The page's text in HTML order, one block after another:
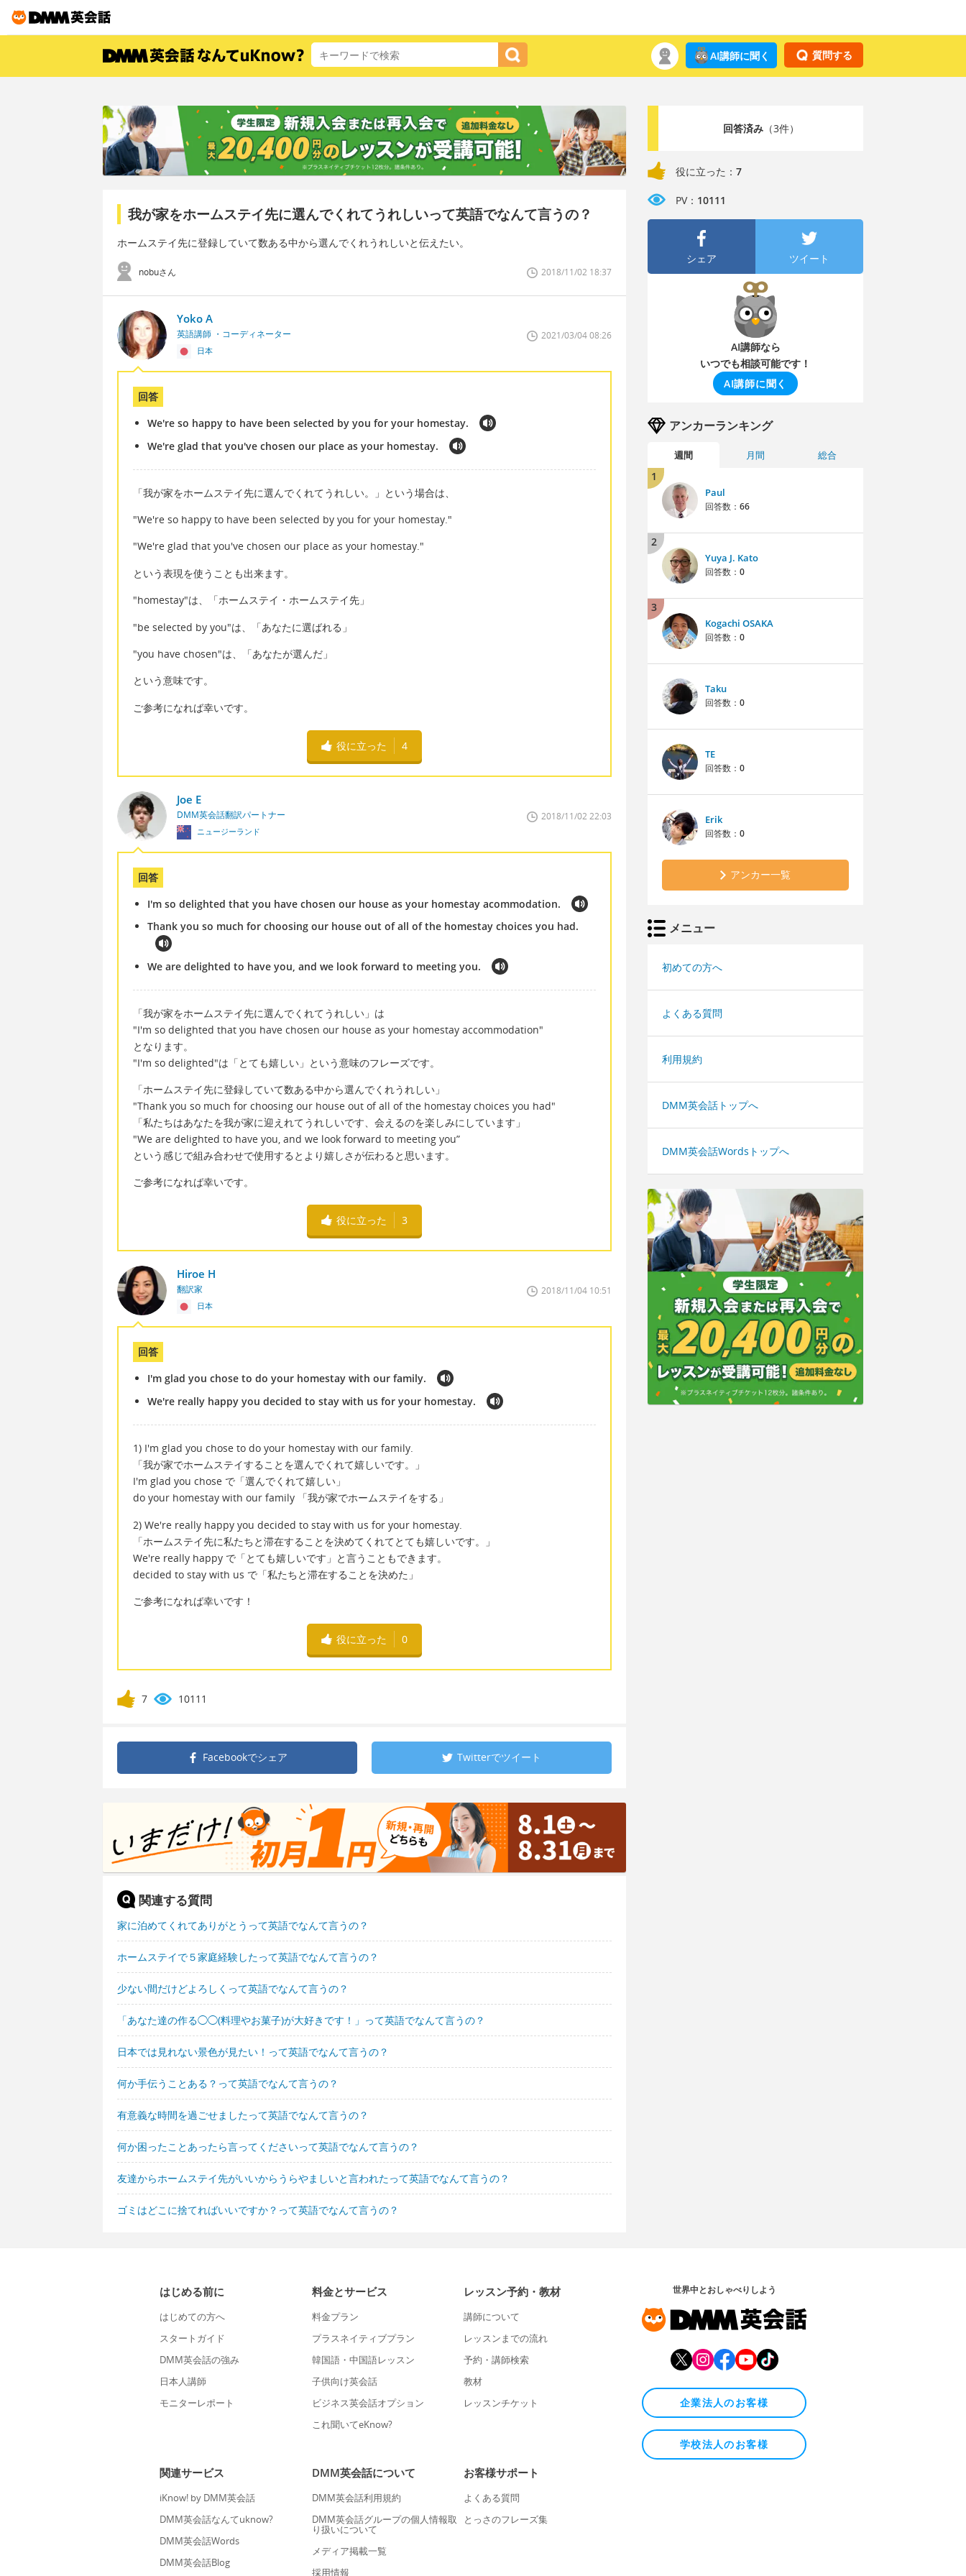
質問する
AI講師に聞く
我が家をホームステイ先に選んでくれてうれしいって英語でなんて言うの？
ホームステイ先に登録していて数ある中から選んでくれうれしいと伝えたい。
nobuさん 2018/11/02 18:37
Yoko A
英語講師 ・コーディネーター
日本
2021/03/04 08:26
回答
We're so happy to have been selected by you for your homestay.
We're glad that you've chosen our place as your homestay.
「我が家をホームステイ先に選んでくれてうれしい。」という場合は、
"We're so happy to have been selected by you for your homestay."
"We're glad that you've chosen our place as your homestay."
という表現を使うことも出来ます。
"homestay"は、「ホームステイ・ホームステイ先」
"be selected by you"は、「あなたに選ばれる」
"you have chosen"は、「あなたが選んだ」
という意味です。
ご参考になれば幸いです。
役に立った 4
Joe E
DMM英会話翻訳パートナー
ニュージーランド
2018/11/02 22:03
回答
I'm so delighted that you have chosen our house as your homestay acommodation.
Thank you so much for choosing our house out of all of the homestay choices you had.
We are delighted to have you, and we look forward to meeting you.
「我が家をホームステイ先に選んでくれてうれしい」は
"I'm so delighted that you have chosen our house as your homestay accommodation"
となります。
"I'm so delighted"は「とても嬉しい」という意味のフレーズです。
「ホームステイ先に登録していて数ある中から選んでくれうれしい」
"Thank you so much for choosing our house out of all of the homestay choices you had"
「私たちはあなたを我が家に迎えれてうれしいです、会えるのを楽しみにしています」
"We are delighted to have you, and we look forward to meeting you”
という感じで組み合わせで使用するとより嬉しさが伝わると思います。
ご参考になれば幸いです。
役に立った 3
Hiroe H
翻訳家
日本
2018/11/04 10:51
回答
I'm glad you chose to do your homestay with our family.
We're really happy you decided to stay with us for your homestay.
1) I'm glad you chose to do your homestay with our family.
「我が家でホームステイすることを選んでくれて嬉しいです。」
I'm glad you chose で「選んでくれて嬉しい」
do your homestay with our family 「我が家でホームステイをする」
2) We're really happy you decided to stay with us for your homestay.
「ホームステイ先に私たちと滞在することを決めてくれてとても嬉しいです。」
We're really happy で「とても嬉しいです」と言うこともできます。
decided to stay with us で「私たちと滞在することを決めた」
ご参考になれば幸いです！
役に立った 0
7 10111
Facebookでシェア Twitterでツイート
関連する質問
家に泊めてくれてありがとうって英語でなんて言うの？
ホームステイで５家庭経験したって英語でなんて言うの？
少ない間だけどよろしくって英語でなんて言うの？
「あなた達の作る◯◯(料理やお菓子)が大好きです！」って英語でなんて言うの？
日本では見れない景色が見たい！って英語でなんて言うの？
何か手伝うことある？って英語でなんて言うの？
有意義な時間を過ごせましたって英語でなんて言うの？
何か困ったことあったら言ってくださいって英語でなんて言うの？
友達からホームステイ先がいいからうらやましいと言われたって英語でなんて言うの？
ゴミはどこに捨てればいいですか？って英語でなんて言うの？
回答済み（3件）
役に立った： 7
PV： 10111
シェア ツイート
AI講師なら
いつでも相談可能です！
AI講師に聞く
アンカーランキング
週間 月間 総合
1
Paul
回答数： 66
2
Yuya J. Kato
回答数： 0
3
Kogachi OSAKA
回答数： 0
Taku
回答数： 0
TE
回答数： 0
Erik
回答数： 0
アンカー一覧
メニュー
初めての方へ
よくある質問
利用規約
DMM英会話トップへ
DMM英会話Wordsトップへ
はじめる前に
はじめての方へ
スタートガイド
DMM英会話の強み
日本人講師
モニターレポート
料金とサービス
料金プラン
プラスネイティブプラン
韓国語・中国語レッスン
子供向け英会話
ビジネス英会話オプション
これ聞いてeKnow?
レッスン予約・教材
講師について
レッスンまでの流れ
予約・講師検索
教材
レッスンチケット
関連サービス
iKnow! by DMM英会話
DMM英会話なんてuknow?
DMM英会話Words
DMM英会話Blog
DMM英会話について
DMM英会話利用規約
DMM英会話グループの個人情報取
り扱いについて
メディア掲載一覧
採用情報
お客様サポート
よくある質問
とっさのフレーズ集
世界中とおしゃべりしよう
企業法人のお客様
学校法人のお客様